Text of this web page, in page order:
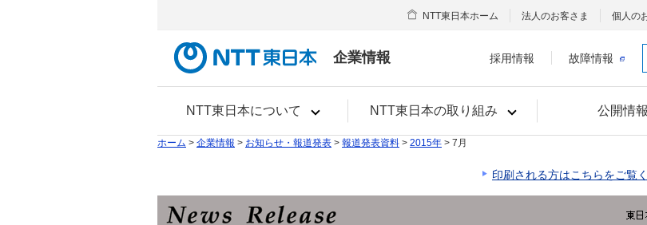
企業情報
NTT東日本について NTT東日本の取り組み 公開情報
NTT東日本ホーム 法人のお客さま 個人の
採用情報 故障情報
ホーム > 企業情報 > お知らせ・報道発表 > 報道発表資料 > 2015年 > 7月
印刷される方はこちらをご覧